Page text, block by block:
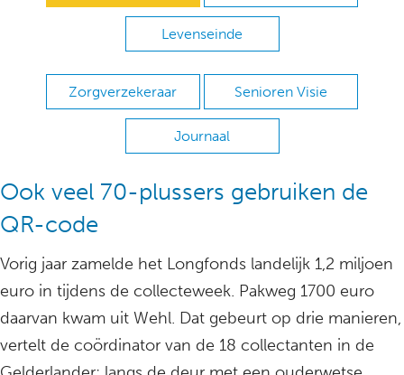
Levenseinde
Zorgverzekeraar Senioren Visie
Journaal
Ook veel 70-plussers gebruiken de
QR-code
Vorig jaar zamelde het Longfonds landelijk 1,2 miljoen
euro in tijdens de collecteweek. Pakweg 1700 euro
daarvan kwam uit Wehl. Dat gebeurt op drie manieren,
vertelt de coördinator van de 18 collectanten in de